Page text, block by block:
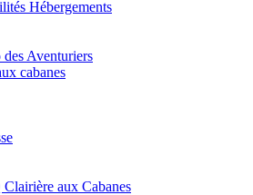
Hébergements
des Aventuriers
cabanes
aux Cabanes